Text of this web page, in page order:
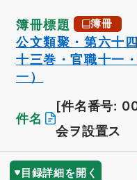
簿冊標題 簿冊
公文類聚・第六十
十三巻・官職十一
一）
件名
[件名番号:
会ヲ設置ス
目録詳細を開く